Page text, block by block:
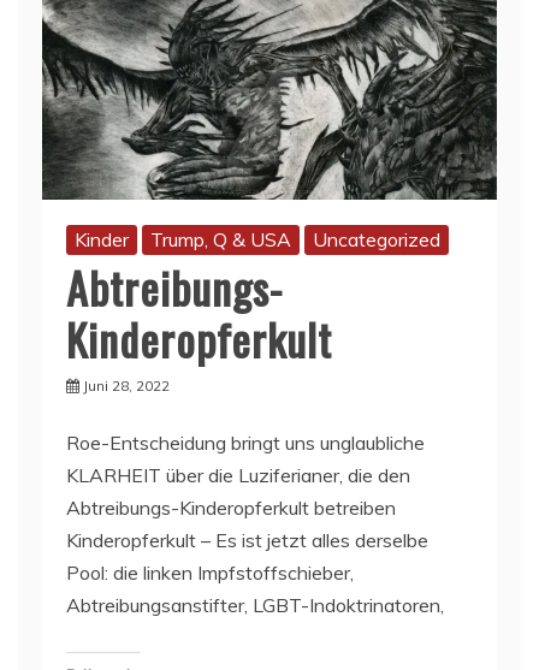
Kinder Trump, Q & USA Uncategorized
Abtreibungs-
Kinderopferkult
Juni 28, 2022
Roe-Entscheidung bringt uns unglaubliche
KLARHEIT über die Luziferianer, die den
Abtreibungs-Kinderopferkult betreiben
Kinderopferkult – Es ist jetzt alles derselbe
Pool: die linken Impfstoffschieber,
Abtreibungsanstifter, LGBT-Indoktrinatoren,